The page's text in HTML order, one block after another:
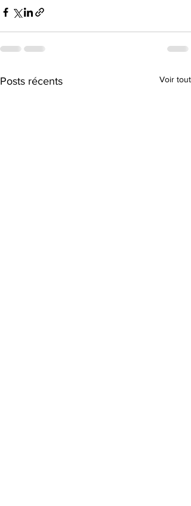
Posts récents Voir tout